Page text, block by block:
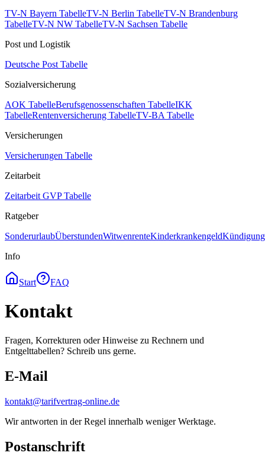
TV-N Bayern TabelleTV-N Berlin TabelleTV-N Brandenburg
TabelleTV-N NW TabelleTV-N Sachsen Tabelle
Post und Logistik
Deutsche Post Tabelle
Sozialversicherung
AOK TabelleBerufsgenossenschaften TabelleIKK
TabelleRentenversicherung TabelleTV-BA Tabelle
Versicherungen
Versicherungen Tabelle
Zeitarbeit
Zeitarbeit GVP Tabelle
Ratgeber
SonderurlaubÜberstundenWitwenrenteKinderkrankengeld
Info
Start FAQ
Kontakt
Fragen, Korrekturen oder Hinweise zu Rechnern und
Entgelttabellen? Schreib uns gerne.
E-Mail
kontakt@tarifvertrag-online.de
Wir antworten in der Regel innerhalb weniger Werktage.
Postanschrift